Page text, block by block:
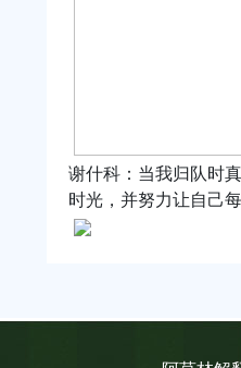
谢什科：当我归队时
时光，并努力让自己